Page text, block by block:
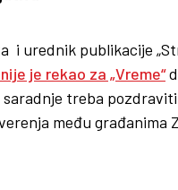
i urednik publikacije
je rekao za „Vreme“
saradnje treba
među građanima